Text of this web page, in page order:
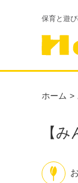
保育と遊
ホーム
【